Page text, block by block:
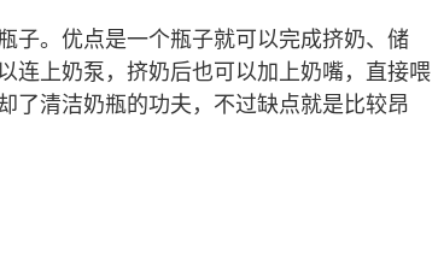
子。优点是一个瓶子就可以完成挤奶、储
连上奶泵，挤奶后也可以加上奶嘴，直接喂
了清洁奶瓶的功夫，不过缺点就是比较昂